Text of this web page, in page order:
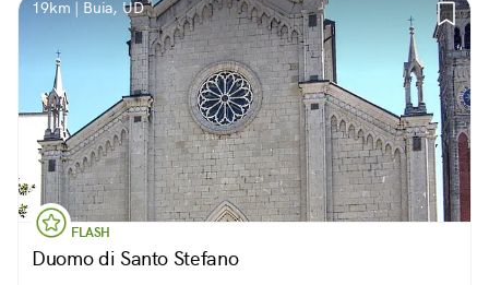
19km | Buia, UD
FLASH
Duomo di Santo Stefano